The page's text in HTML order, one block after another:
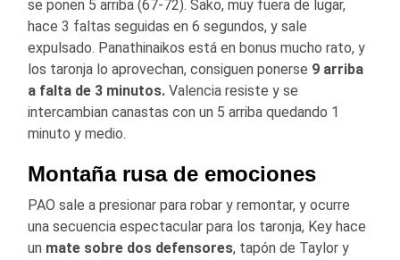
se ponen 5 arriba (67-72). Sako, muy fuera de lugar,
hace 3 faltas seguidas en 6 segundos, y sale
expulsado. Panathinaikos está en bonus mucho rato, y
los taronja lo aprovechan, consiguen ponerse 9 arriba
a falta de 3 minutos. Valencia resiste y se
intercambian canastas con un 5 arriba quedando 1
minuto y medio.
Montaña rusa de emociones
PAO sale a presionar para robar y remontar, y ocurre
una secuencia espectacular para los taronja, Key hace
un mate sobre dos defensores, tapón de Taylor y